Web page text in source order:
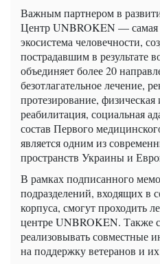
Важным партнером в
Центр UNBROKEN — самая
экосистема человечности,
пострадавшим в результате
объединяет более 20
безотлагательное лечение,
протезирование, физическая
реабилитация, социальная
состав Первого
является одним из
пространств Украины и
В рамках подписанного
подразделений, входящих в
корпуса, смогут проходить
центре UNBROKEN. Также
реализовывать совместные
на поддержку ветеранов и